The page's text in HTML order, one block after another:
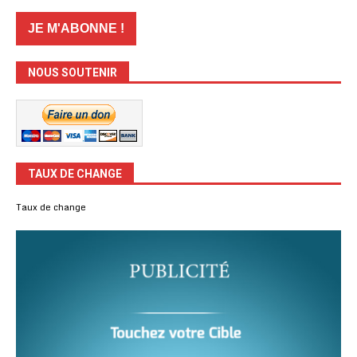
NOUS SOUTENIR
TAUX DE CHANGE
Taux de change